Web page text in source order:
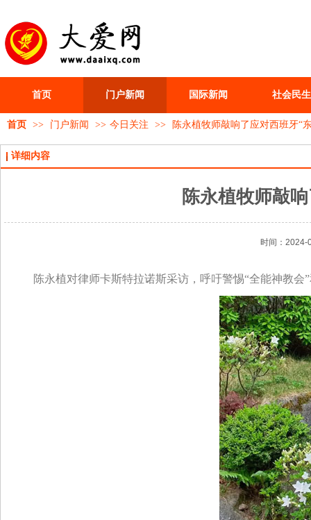
首页 门户新闻 国际新闻 社会民生
首页 >> 门户新闻 >> 今日关注 >> 陈永植牧师敲响了应对西班牙“
详细内容
陈永植牧师敲
时间：2024-
陈永植对律师卡斯特拉诺斯采访，呼吁警惕“全能神教会